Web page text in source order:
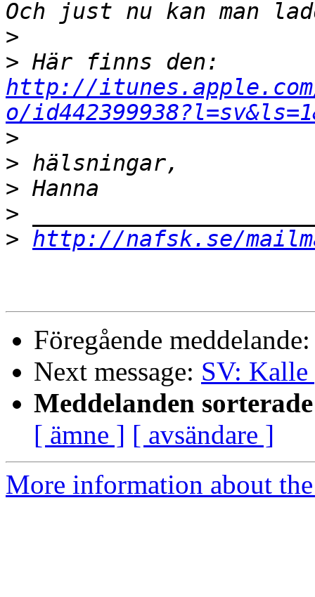
>
>
http://
o/
>
>
>
>
> http://nafsk.se/
Föregående
Next message: SV: Kalle
Meddelanden
[ ämne ] [ avsändare ]
More information about